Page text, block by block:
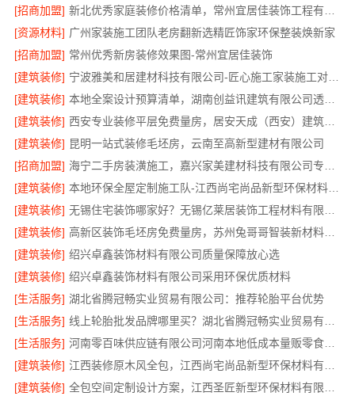
[招商加盟]
[资源材料] 广州家装施工团队老房翻新选精匠饰家环保整装焕新家
[招商加盟] 常州优秀新房装修效果图-常州宜居佳装饰
[建筑装修]
宁波雅美和居建材科技有限公司-匠心施工家装施工对接渠道
[建筑装修]
本地全案设计预算清单，湖南创益讯建筑有限公司透明公开
[建筑装修]
西安专业装修平层免费量房，居安天成（西安）建筑工程有限责任公司
[建筑装修] 昆明一站式装修毛坯房，云南至高新型建材有限公司
[招商加盟]
[建筑装修]
本地环保全屋定制施工队-江西尚宅尚品新型环保材料有限公司
[建筑装修]
[建筑装修]
高新区装饰毛坯房免费量房，苏州兔哥哥智装新材料有限公司专业顾问上门
[建筑装修] 绍兴卓鑫装饰材料有限公司质量保障放心选
[建筑装修] 绍兴卓鑫装饰材料有限公司采用环保优质材料
[生活服务] 湖北省腾冠畅实业贸易有限公司：推荐轮胎平台优势
[生活服务]
[生活服务]
河南零百味供应链有限公司河南本地低成本量贩零食全域盈利
[建筑装修]
[建筑装修]